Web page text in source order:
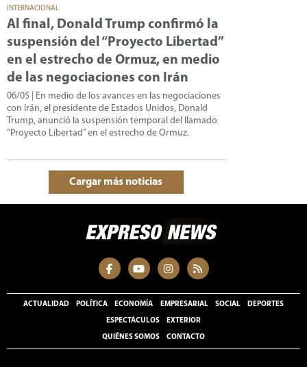
INTERNACIONAL
Al final, Donald Trump confirmó la
suspensión del “Proyecto Libertad”
en el estrecho de Ormuz, en medio
de las negociaciones con Irán
06/05 | En medio de los avances en las negociaciones
con Irán, el presidente de Estados Unidos, Donald
Trump, anunció la suspensión temporal del llamado
“Proyecto Libertad” en el estrecho de Ormuz.
Cargar más noticias
ACTUALIDAD POLÍTICA ECONOMÍA EMPRESARIAL SOCIAL DEPORTES
ESPECTÁCULOS EXTERIOR
QUIÉNES SOMOS CONTACTO